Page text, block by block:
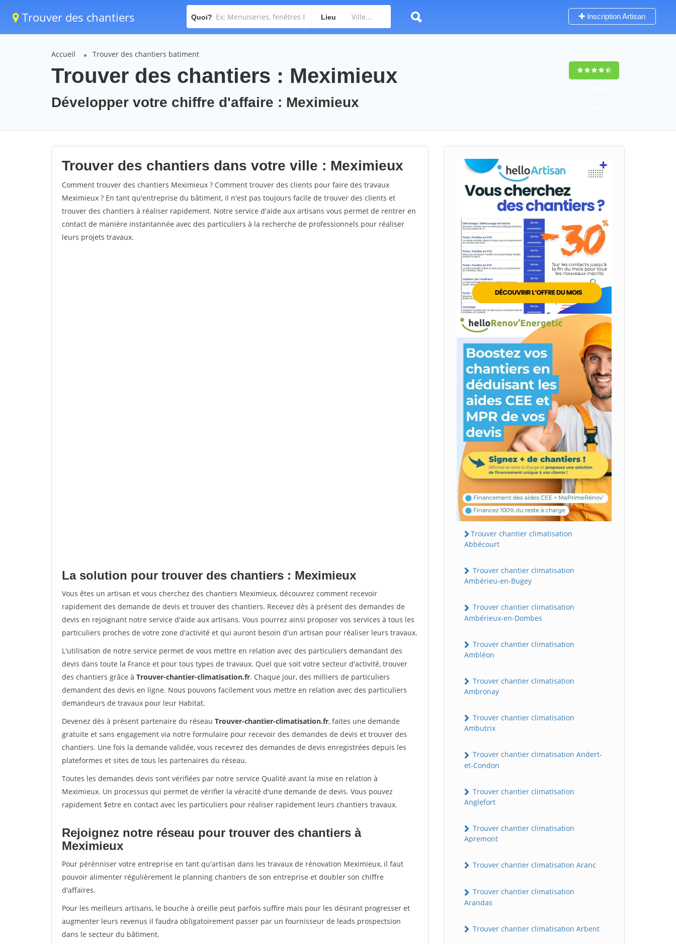
Trouver des chantiers Quoi? Lieu Inscription Artisan
Accueil Trouver des chantiers batiment
Trouver des chantiers : Meximieux
Développer votre chiffre d'affaire : Meximieux
Trouver des chantiers dans votre ville : Meximieux
Comment trouver des chantiers Meximieux ? Comment trouver des clients pour faire des travaux
Meximieux ? En tant qu'entreprise du bâtiment, il n'est pas toujours facile de trouver des clients et
trouver des chantiers à réaliser rapidement. Notre service d'aide aux artisans vous permet de rentrer en
contact de manière instantannée avec des particuliers à la recherche de professionnels pour réaliser
leurs projets travaux.
La solution pour trouver des chantiers : Meximieux
Vous êtes un artisan et vous cherchez des chantiers Meximieux, découvrez comment recevoir
rapidement des demande de devis et trouver des chantiers. Recevez dès à présent des demandes de
devis en rejoignant notre service d'aide aux artisans. Vous pourrez ainsi proposer vos services à tous les
particuliers proches de votre zone d'activité et qui auront besoin d'un artisan pour réaliser leurs travaux.
L'utilisation de notre service permet de vous mettre en relation avec des particuliers demandant des
devis dans toute la France et pour tous types de travaux. Quel que soit votre secteur d'activité, trouver
des chantiers grâce à Trouver-chantier-climatisation.fr. Chaque jour, des milliers de particuliers
demandent des devis en ligne. Nous pouvons facilement vous mettre en relation avec des particuliers
demandeurs de travaux pour leur Habitat.
Devenez dès à présent partenaire du réseau Trouver-chantier-climatisation.fr, faites une demande
gratuite et sans engagement via notre formulaire pour recevoir des demandes de devis et trouver des
chantiers. Une fois la demande validée, vous recevrez des demandes de devis enregistrées depuis les
plateformes et sites de tous les partenaires du réseau.
Toutes les demandes devis sont vérifiées par notre service Qualité avant la mise en relation à
Meximieux. Un processus qui permet de vérifier la véracité d'une demande de devis. Vous pouvez
rapidement $etre en contact avec les particuliers pour réaliser rapidement leurs chantiers travaux.
Rejoignez notre réseau pour trouver des chantiers à
Meximieux
Pour pérénniser votre entreprise en tant qu'artisan dans les travaux de rénovation Meximieux, il faut
pouvoir alimenter régulièrement le planning chantiers de son entreprise et doubler son chiffre
d'affaires.
Pour les meilleurs artisans, le bouche à oreille peut parfois suffire mais pour les désirant progresser et
augmenter leurs revenus il faudra obligatoirement passer par un fournisseur de leads prospectsion
dans le secteur du bâtiment.
Trouver chantier climatisation
Abbécourt
Trouver chantier climatisation
Ambérieu-en-Bugey
Trouver chantier climatisation
Ambérieux-en-Dombes
Trouver chantier climatisation
Ambléon
Trouver chantier climatisation
Ambronay
Trouver chantier climatisation
Ambutrix
Trouver chantier climatisation Andert-
et-Condon
Trouver chantier climatisation
Anglefort
Trouver chantier climatisation
Apremont
Trouver chantier climatisation Aranc
Trouver chantier climatisation
Arandas
Trouver chantier climatisation Arbent